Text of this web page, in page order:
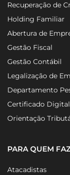
Recuperação de
Holding Familiar
Abertura de
Gestão Fiscal
Gestão Contábil
Legalização de
Departamento
Certificado Digital
Orientação
PARA QUEM
Atacadistas